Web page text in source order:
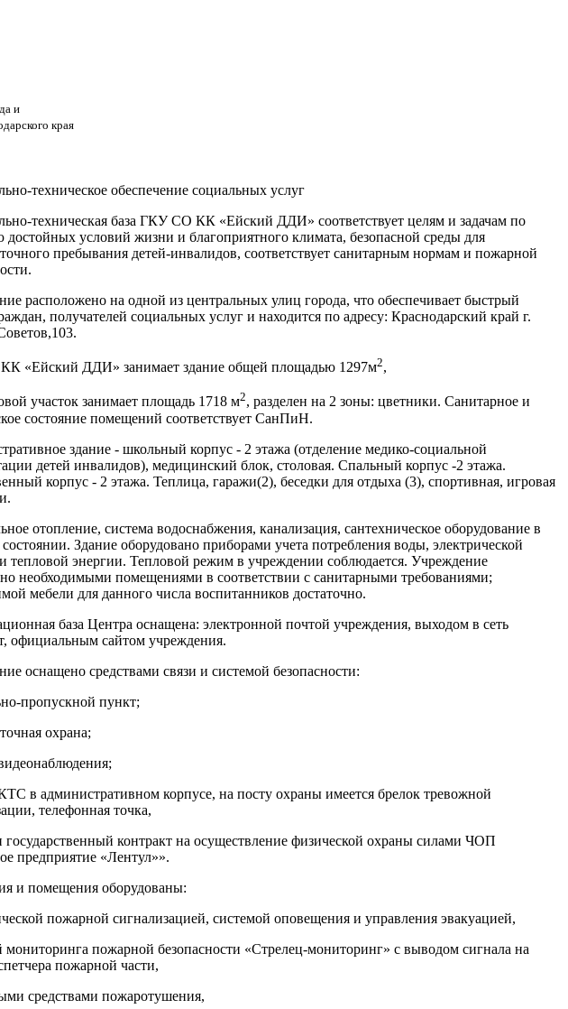
и
края
техническое обеспечение социальных услуг
техническая база ГКУ СО КК «Ейский ДДИ» соответствует целям и задачам по
достойных условий жизни и благоприятного климата, безопасной среды для
пребывания детей-инвалидов, соответствует санитарным нормам и пожарной
расположено на одной из центральных улиц города, что обеспечивает быстрый
получателей социальных услуг и находится по адресу: Краснодарский край г.
«Ейский ДДИ» занимает здание общей площадью 1297м2,
участок занимает площадь 1718 м2, разделен на 2 зоны: цветники. Санитарное и
состояние помещений соответствует СанПиН.
здание - школьный корпус - 2 этажа (отделение медико-социальной
детей инвалидов), медицинский блок, столовая. Спальный корпус -2 этажа.
корпус - 2 этажа. Теплица, гаражи(2), беседки для отдыха (3), спортивная, игровая
отопление, система водоснабжения, канализация, сантехническое оборудование в
Здание оборудовано приборами учета потребления воды, электрической
тепловой энергии. Тепловой режим в учреждении соблюдается. Учреждение
необходимыми помещениями в соответствии с санитарными требованиями;
мебели для данного числа воспитанников достаточно.
база Центра оснащена: электронной почтой учреждения, выходом в сеть
официальным сайтом учреждения.
оснащено средствами связи и системой безопасности:
пропускной пункт;
охрана;
в административном корпусе, на посту охраны имеется брелок тревожной
телефонная точка,
государственный контракт на осуществление физической охраны силами ЧОП
предприятие «Лентул»».
и помещения оборудованы:
пожарной сигнализацией, системой оповещения и управления эвакуацией,
мониторинга пожарной безопасности «Стрелец-мониторинг» с выводом сигнала на
пожарной части,
средствами пожаротушения,